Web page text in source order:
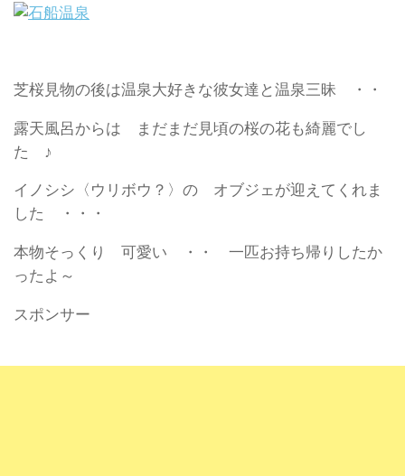
芝桜見物の後は温泉大好きな彼女達と温泉三昧 ・・
露天風呂からは まだまだ見頃の桜の花も綺麗でし
た ♪
イノシシ〈ウリボウ？〉の オブジェが迎えてくれま
した ・・・
本物そっくり 可愛い ・・ 一匹お持ち帰りしたか
ったよ～
スポンサー